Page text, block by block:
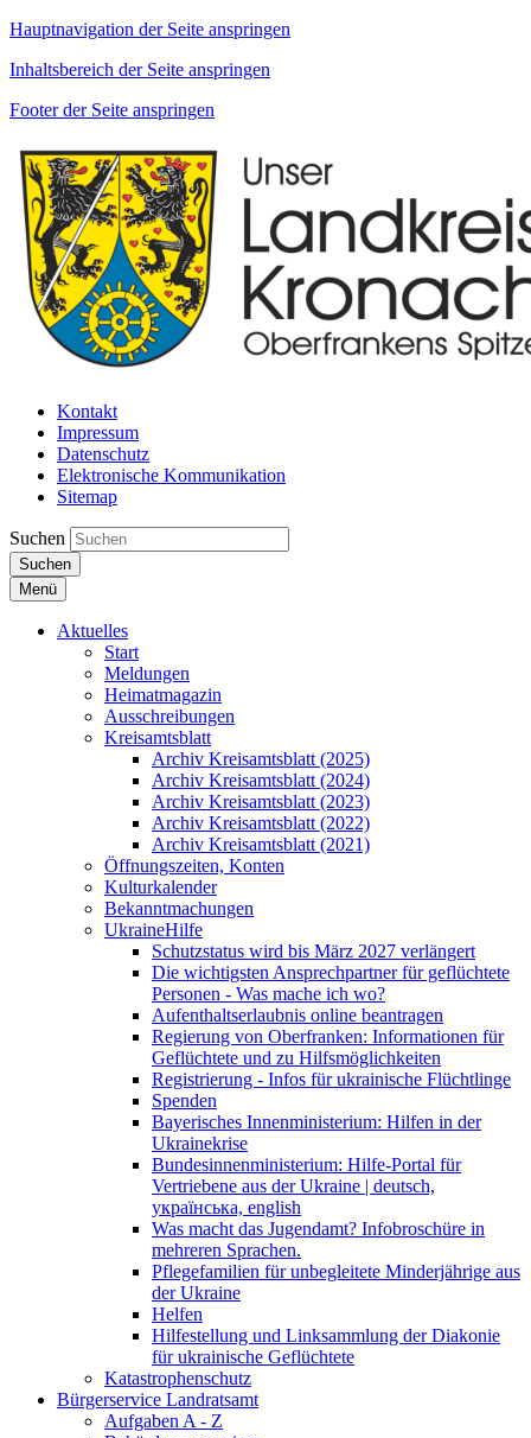
Hauptnavigation der Seite anspringen
Inhaltsbereich der Seite anspringen
Footer der Seite anspringen
Kontakt
Impressum
Datenschutz
Elektronische Kommunikation
Sitemap
Suchen
Suchen
Menü
Aktuelles
Start
Meldungen
Heimatmagazin
Ausschreibungen
Kreisamtsblatt
Archiv Kreisamtsblatt (2025)
Archiv Kreisamtsblatt (2024)
Archiv Kreisamtsblatt (2023)
Archiv Kreisamtsblatt (2022)
Archiv Kreisamtsblatt (2021)
Öffnungszeiten, Konten
Kulturkalender
Bekanntmachungen
UkraineHilfe
Schutzstatus wird bis März 2027 verlängert
Die wichtigsten Ansprechpartner für geflüchtete
Personen - Was mache ich wo?
Aufenthaltserlaubnis online beantragen
Regierung von Oberfranken: Informationen für
Geflüchtete und zu Hilfsmöglichkeiten
Registrierung - Infos für ukrainische Flüchtlinge
Spenden
Bayerisches Innenministerium: Hilfen in der
Ukrainekrise
Bundesinnenministerium: Hilfe-Portal für
Vertriebene aus der Ukraine | deutsch,
українська, english
Was macht das Jugendamt? Infobroschüre in
mehreren Sprachen.
Pflegefamilien für unbegleitete Minderjährige aus
der Ukraine
Helfen
Hilfestellung und Linksammlung der Diakonie
für ukrainische Geflüchtete
Katastrophenschutz
Bürgerservice Landratsamt
Aufgaben A - Z